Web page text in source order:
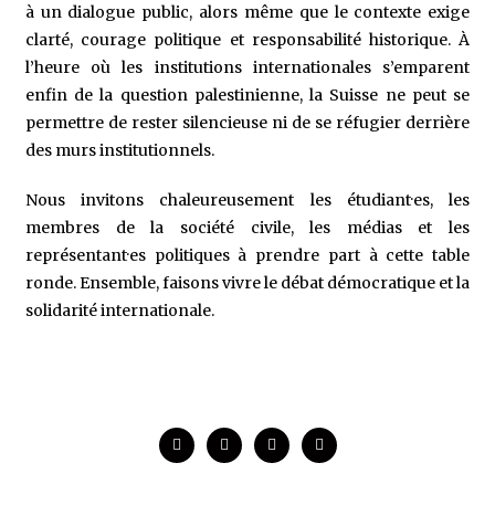
à un dialogue public, alors même que le contexte exige
clarté, courage politique et responsabilité historique. À
l’heure où les institutions internationales s’emparent
enfin de la question palestinienne, la Suisse ne peut se
permettre de rester silencieuse ni de se réfugier derrière
des murs institutionnels.
Nous invitons chaleureusement les étudiant·es, les
membres de la société civile, les médias et les
représentant·es politiques à prendre part à cette table
ronde. Ensemble, faisons vivre le débat démocratique et la
solidarité internationale.